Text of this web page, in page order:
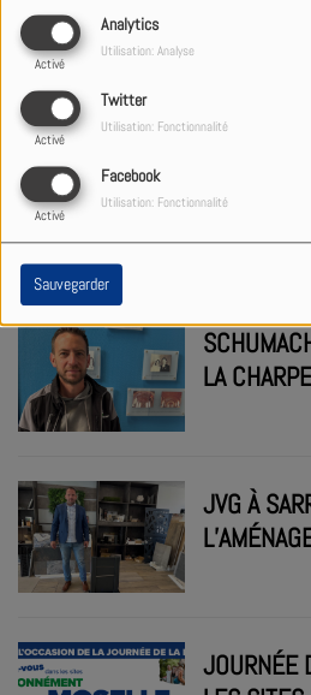
Analytics
Activé
Utilisation: Analyse
Twitter
Activé
Utilisation: Fonctionnalité
Facebook
Activé
Utilisation: Fonctionnalité
Sauvegarder
PAYS DE
VITRINE
38E
LA
JVG À
JOURNÉE